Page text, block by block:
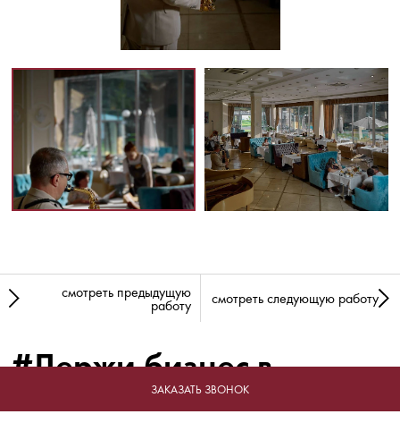
ЗАКАЗАТЬ ЗВОНОК
смотреть предыдущую
работу смотреть следующую работу
#Держи бизнес в
форме!